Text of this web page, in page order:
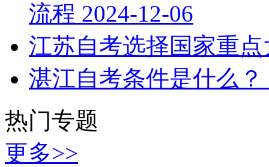
流程 2024-12-06
江苏自考选择国家重
湛江自考条件是什么？
热门专题
更多>>